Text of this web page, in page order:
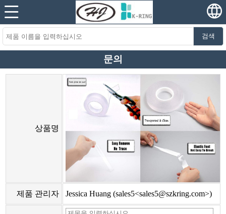
검색
문의
상품명
제품 관리자 Jessica Huang (sales5<sales5@szkring.com>)